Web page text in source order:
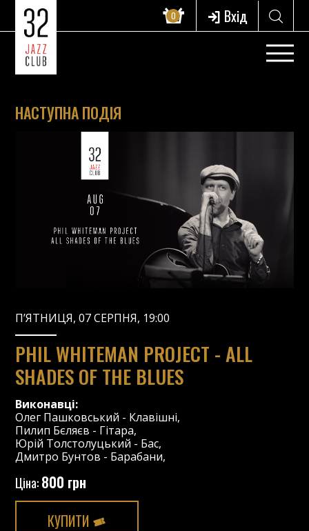
0 Вхід
НАСТУПНА ПОДІЯ
П’ЯТНИЦЯ, 07 СЕРПНЯ, 19:00
PHIL WHITEMAN PROJECT - ALL
SHADES OF THE BLUES
Виконавці:
Олег Пашковський - Клавішні,
Пилип Бєляєв - Гітара,
Юрій Толстолуцький - Бас,
Дмитро Бунтов - Барабани,
Ціна:800 грн
КУПИТИ